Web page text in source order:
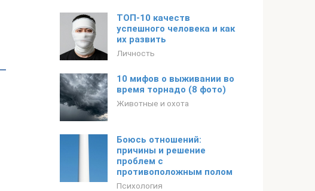
ТОП-10 качеств
успешного человека и как
их развить
Личность
10 мифов о выживании во
время торнадо (8 фото)
Животные и охота
Боюсь отношений:
причины и решение
проблем с
противоположным полом
Психология